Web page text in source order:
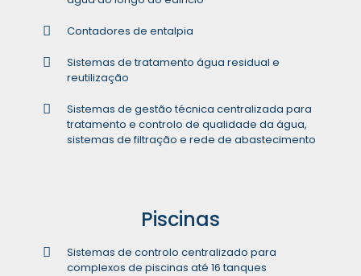
Contadores de entalpia
Sistemas de tratamento água residual e
reutilização
Sistemas de gestão técnica centralizada para
tratamento e controlo de qualidade da água,
sistemas de filtração e rede de abastecimento
Piscinas
Sistemas de controlo centralizado para
complexos de piscinas até 16 tanques